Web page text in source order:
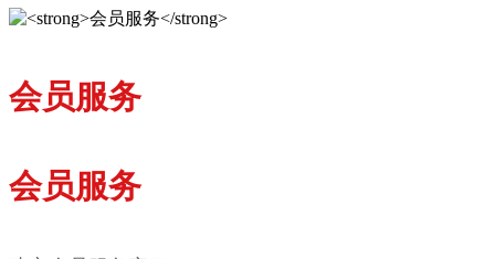
会员服务
会员服务